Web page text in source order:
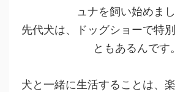
ュナを飼い始めまし
先代犬は、ドッグショーで特
ともあるんです。
犬と一緒に生活することは、